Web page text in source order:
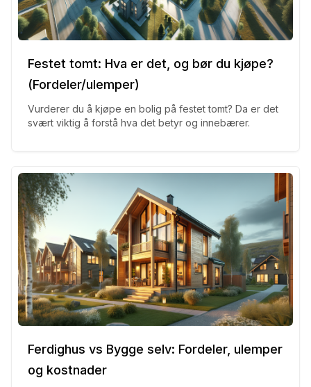
Festet tomt: Hva er det, og bør du kjøpe?
(Fordeler/ulemper)
Vurderer du å kjøpe en bolig på festet tomt? Da er det
svært viktig å forstå hva det betyr og innebærer.
Ferdighus vs Bygge selv: Fordeler, ulemper
og kostnader